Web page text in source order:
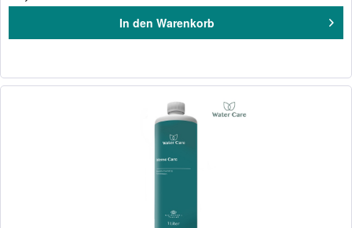
In den Warenkorb